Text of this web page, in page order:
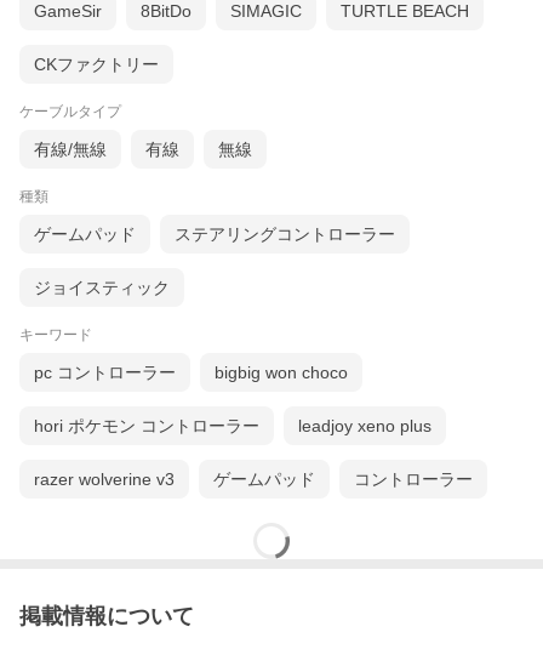
GameSir 8BitDo SIMAGIC TURTLE BEACH
CKファクトリー
ケーブルタイプ
有線/無線 有線 無線
種類
ゲームパッド ステアリングコントローラー
ジョイスティック
キーワード
pc コントローラー bigbig won choco
hori ポケモン コントローラー leadjoy xeno plus
razer wolverine v3 ゲームパッド コントローラー
掲載情報について